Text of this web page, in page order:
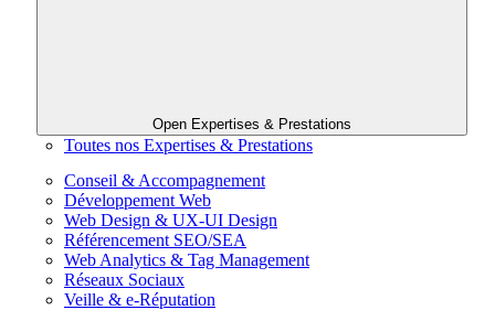
Open Expertises & Prestations
Toutes nos Expertises & Prestations
Conseil & Accompagnement
Développement Web
Web Design & UX-UI Design
Référencement SEO/SEA
Web Analytics & Tag Management
Réseaux Sociaux
Veille & e-Réputation